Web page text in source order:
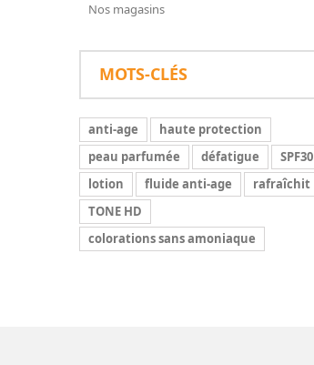
Nos magasins
MOTS-CLÉS
anti-age
haute protection
peau parfumée
défatigue
SPF30
lotion
fluide anti-age
rafraîchit
TONE HD
colorations sans amoniaque